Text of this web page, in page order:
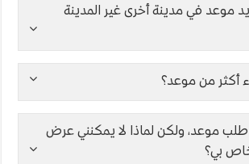
موعد في مدينة أخرى غير المدينة
أكثر من موعد؟
موعد، ولكن لماذا لا يمكنني عرض
بي؟